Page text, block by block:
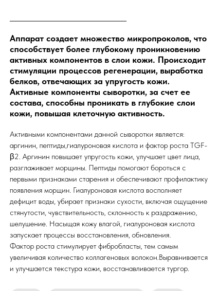
Аппарат создает множество микропроколов, что
способствует более глубокому проникновению
активных компонентов в слои кожи. Происходит
стимуляции процессов регенерации, выработка
белков, отвечающих за упругость кожи.
Активные компоненты сыворотки, за счет ее
состава, способны проникать в глубокие слои
кожи, повышая клеточную активность.
Активными компонентами данной сыворотки является:
аргинин, пептиды,гиалуроновая кислота и фактор роста TGF-
β2. Аргинин повышает упругость кожи, улучшает цвет лица,
разглаживает морщины. Пептиды помогают бороться с
первыми признаками старения и обеспечивают профилактику
появления морщин. Гиалуроновая кислота восполняет
дефицит воды, убирает признаки сухости, включая ощущение
стянутости, чувствительность, склонность к раздражению,
шелушение. Насыщая кожу влагой, гиалуроновая кислота
запускает процессы восстановления, обновления.
Фактор роста стимулирует фибробласты, тем самым
увеличивая количество коллагеновых волокон.Выравнивается
и улучшается текстура кожи, восстанавливается тургор.